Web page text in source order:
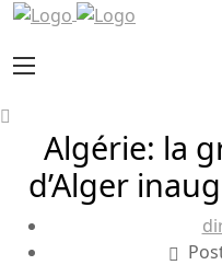
Algérie: la
d’Alger